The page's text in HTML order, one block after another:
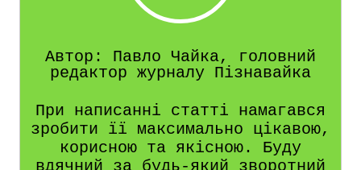
Автор: Павло Чайка, головний
редактор журналу Пізнавайка
При написанні статті намагався
зробити її максимально цікавою,
корисною та якісною. Буду
вдячний за будь-який зворотний